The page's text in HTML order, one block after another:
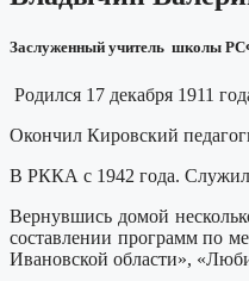
Заслуженный учитель школы
Родился 17 декабря 1911
Окончил Кировский
В РККА с 1942 года. Служил
Вернувшись домой
составлении программ по
Ивановской области»,